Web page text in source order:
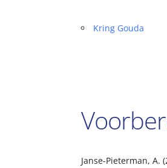
Kring Gouda
Janse-Pieterman, A.